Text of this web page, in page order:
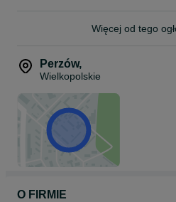
625.K / NH
Cena podana w ogłoszeniu jest
kompletu czterech felg.
Proszę o kontakt telefoniczny lub
odnośnie wyboru oraz
Zapraszamy do zapoznania się z
stronie www.dawmac.eu
Więcej od tego
Perzów,
Wielkopolskie
O FIRMIE